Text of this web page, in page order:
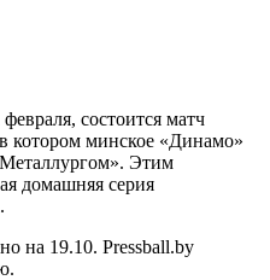
состоится матч
котором минское «Динамо»
Этим
домашняя серия
на 19.10. Pressball.by